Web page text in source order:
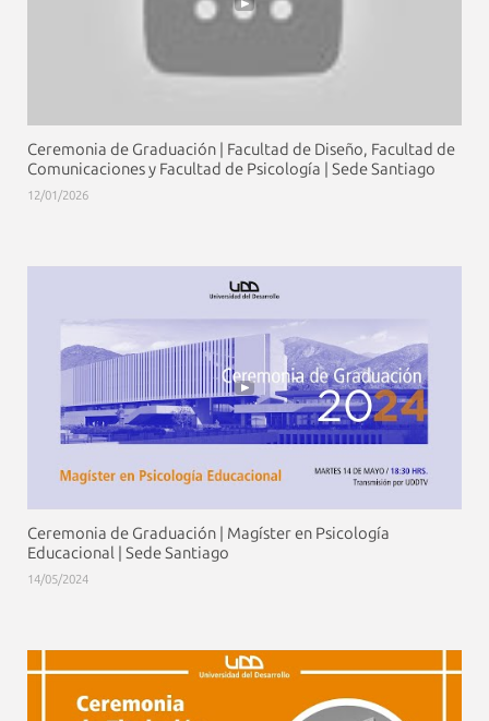
Ceremonia de Graduación | Facultad de Diseño, Facultad de
Comunicaciones y Facultad de Psicología | Sede Santiago
12/01/2026
Ceremonia de Graduación | Magíster en Psicología
Educacional | Sede Santiago
14/05/2024